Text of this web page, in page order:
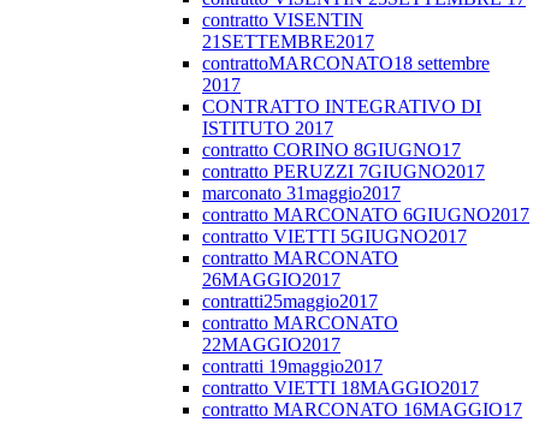
contratto VISENTIN
21SETTEMBRE2017
contrattoMARCONATO18 settembre
2017
CONTRATTO INTEGRATIVO DI
ISTITUTO 2017
contratto CORINO 8GIUGNO17
contratto PERUZZI 7GIUGNO2017
marconato 31maggio2017
contratto MARCONATO 6GIUGNO2017
contratto VIETTI 5GIUGNO2017
contratto MARCONATO
26MAGGIO2017
contratti25maggio2017
contratto MARCONATO
22MAGGIO2017
contratti 19maggio2017
contratto VIETTI 18MAGGIO2017
contratto MARCONATO 16MAGGIO17